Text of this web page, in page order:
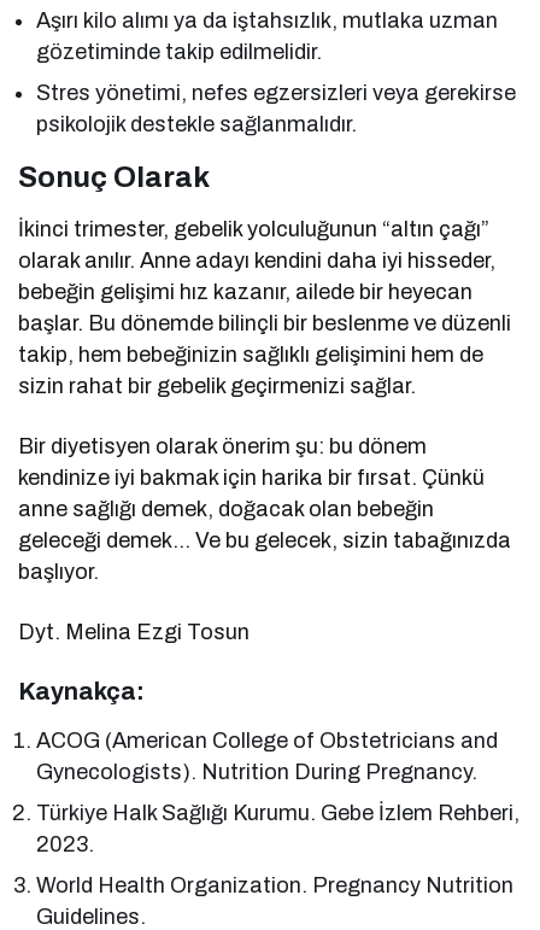
Aşırı kilo alımı ya da iştahsızlık, mutlaka uzman
gözetiminde takip edilmelidir.
Stres yönetimi, nefes egzersizleri veya gerekirse
psikolojik destekle sağlanmalıdır.
Sonuç Olarak
İkinci trimester, gebelik yolculuğunun “altın çağı”
olarak anılır. Anne adayı kendini daha iyi hisseder,
bebeğin gelişimi hız kazanır, ailede bir heyecan
başlar. Bu dönemde bilinçli bir beslenme ve düzenli
takip, hem bebeğinizin sağlıklı gelişimini hem de
sizin rahat bir gebelik geçirmenizi sağlar.
Bir diyetisyen olarak önerim şu: bu dönem
kendinize iyi bakmak için harika bir fırsat. Çünkü
anne sağlığı demek, doğacak olan bebeğin
geleceği demek… Ve bu gelecek, sizin tabağınızda
başlıyor.
Dyt. Melina Ezgi Tosun
Kaynakça:
ACOG (American College of Obstetricians and
Gynecologists). Nutrition During Pregnancy.
Türkiye Halk Sağlığı Kurumu. Gebe İzlem Rehberi,
2023.
World Health Organization. Pregnancy Nutrition
Guidelines.